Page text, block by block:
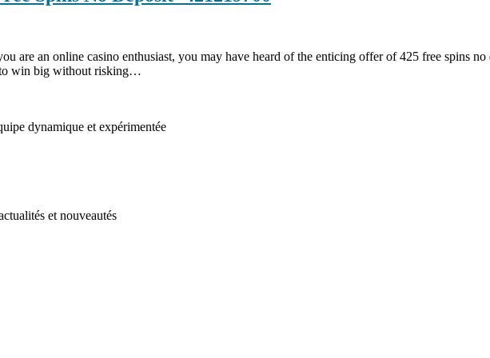
are an online casino enthusiast, you may have heard of the enticing offer of 425 free spins
to win big without risking…
dynamique et expérimentée
et nouveautés